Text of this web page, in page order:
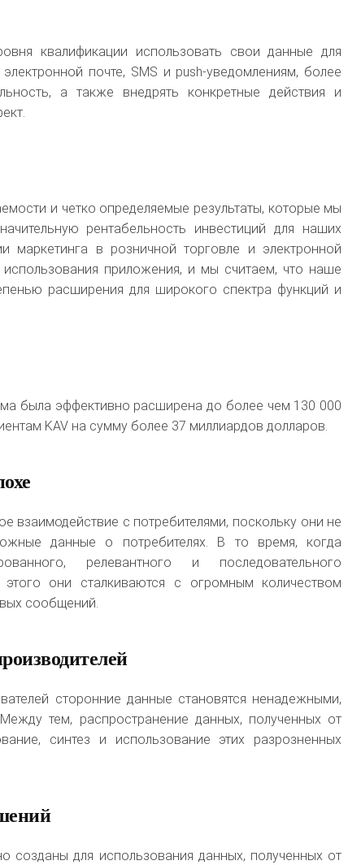
квалификации использовать свои данные для
почте, SMS и push-уведомлениям, более
а также внедрять конкретные действия и
и четко определяемые результаты, которые мы
рентабельность инвестиций для наших
маркетинга в розничной торговле и электронной
приложения, и мы считаем, что наше
расширения для широкого спектра функций и
была эффективно расширена до более чем 130 000
KAV на сумму более 37 миллиардов долларов.
взаимодействие с потребителями, поскольку они не
данные о потребителях. В то время, когда
релевантного и последовательного
они сталкиваются с огромным количеством
сообщений.
сторонние данные становятся ненадежными,
тем, распространение данных, полученных от
синтез и использование этих разрозненных
для использования данных, полученных от